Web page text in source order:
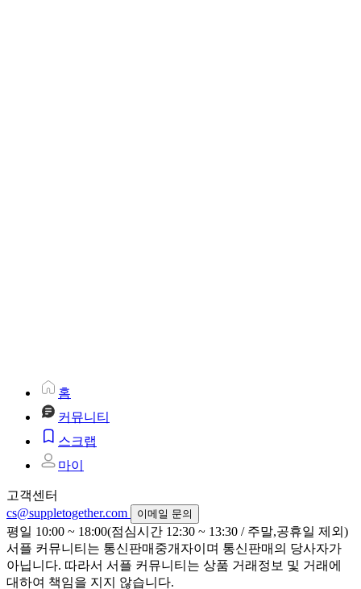
홈
커뮤니티
스크랩
마이
고객센터
cs@suppletogether.com
이메일 문의
평일 10:00 ~ 18:00(점심시간 12:30 ~ 13:30 / 주말,공휴일 제외)
서플 커뮤니티는 통신판매중개자이며 통신판매의 당사자가
아닙니다. 따라서 서플 커뮤니티는 상품 거래정보 및 거래에
대하여 책임을 지지 않습니다.